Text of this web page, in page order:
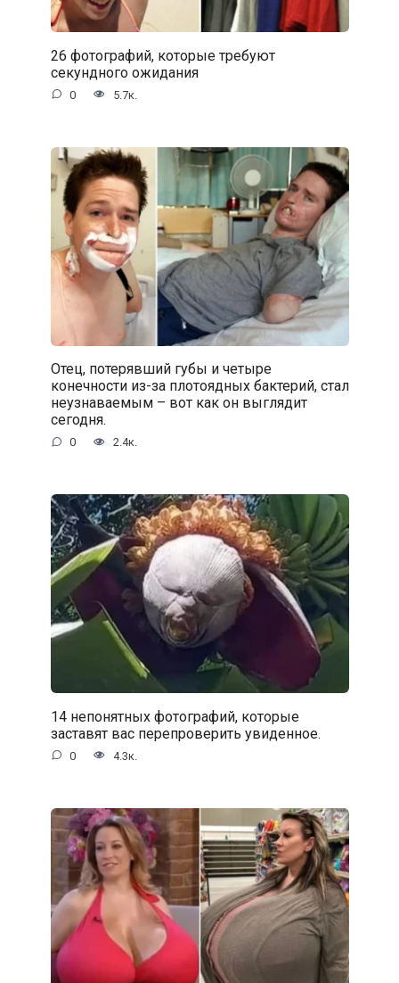
26 фотографий, которые требуют
секундного ожидания
0 5.7к.
Отец, потерявший губы и четыре
конечности из-за плотоядных бактерий, стал
неузнаваемым – вот как он выглядит
сегодня.
0 2.4к.
14 непонятных фотографий, которые
заставят вас перепроверить увиденное.
0 4.3к.